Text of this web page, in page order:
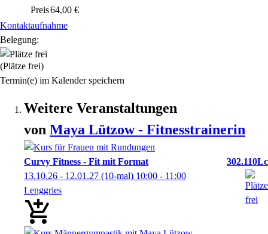
Preis64,00 €
Kontaktaufnahme
Belegung:
(Plätze frei)
Termin(e) im Kalender speichern
Weitere Veranstaltungen
von Maya Lützow- Fitnesstrainerin
Curvy Fitness - Fit mit Format
302.110Lc
13.10.26 - 12.01.27 (10-mal) 10:00 - 11:00
Lenggries